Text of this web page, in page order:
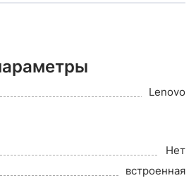
Lenovo
Нет
встроенная